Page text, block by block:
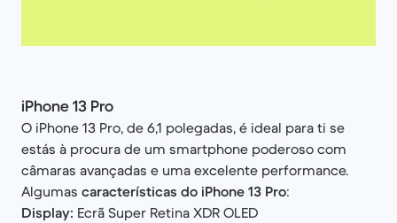
iPhone 13 Pro
O iPhone 13 Pro, de 6,1 polegadas, é ideal para ti se
estás à procura de um smartphone poderoso com
câmaras avançadas e uma excelente performance.
Algumas características do iPhone 13 Pro:
Display: Ecrã Super Retina XDR OLED